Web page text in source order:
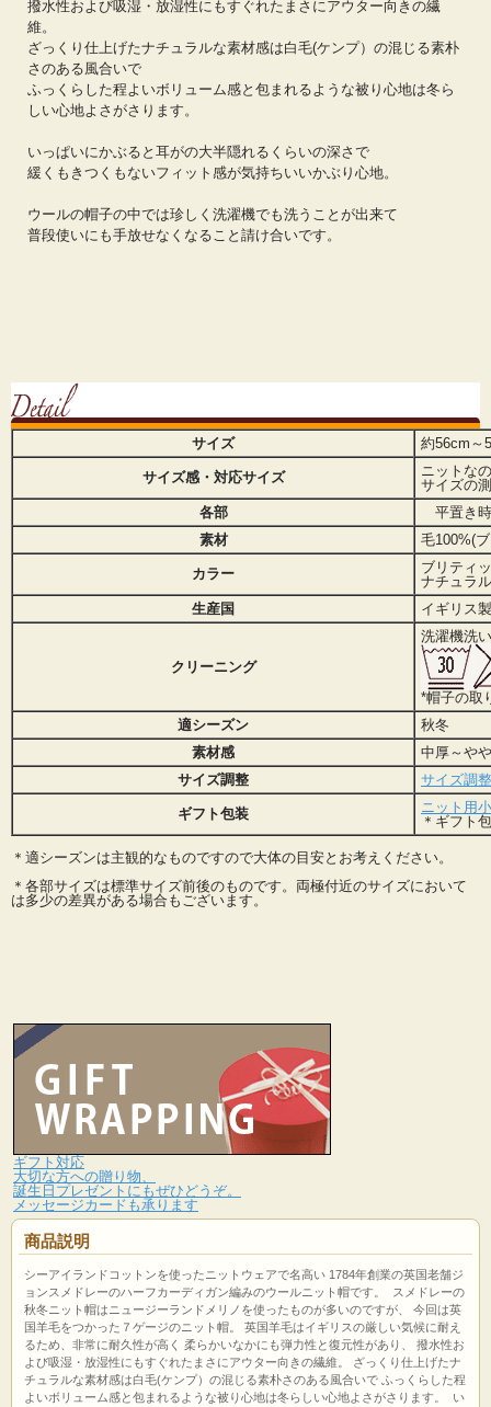
撥水性および吸湿・放湿性にもすぐれたまさにアウター向きの繊
維。
ざっくり仕上げたナチュラルな素材感は白毛(ケンプ）の混じる素朴
さのある風合いで
ふっくらした程よいボリューム感と包まれるような被り心地は冬ら
しい心地よさがさります。
いっぱいにかぶると耳がの大半隠れるくらいの深さで
緩くもきつくもないフィット感が気持ちいいかぶり心地。
ウールの帽子の中では珍しく洗濯機でも洗うことが出来て
普段使いにも手放せなくなること請け合いです。
サイズ 約56cm～
サイズ感・対応サイズ
ニットな
サイズの
各部
平置き時
素材
毛100%(
カラー
ブリティ
ナチュラル
生産国
イギリス製
クリーニング
洗濯機洗
*帽子の取
適シーズン
秋冬
素材感
中厚～や
サイズ調整
サイズ調
ギフト包装
ニット用
＊ギフト
＊適シーズンは主観的なものですので大体の目安とお考えください。
＊各部サイズは標準サイズ前後のものです。両極付近のサイズにおいて
は多少の差異がある場合もございます。
ギフト対応
大切な方への贈り物、
誕生日プレゼントにもぜひどうぞ。
メッセージカードも承ります
商品説明
シーアイランドコットンを使ったニットウェアで名高い 1784年創業の英国老舗ジ
ョンスメドレーのハーフカーディガン編みのウールニット帽です。 スメドレーの
秋冬ニット帽はニュージーランドメリノを使ったものが多いのですが、 今回は英
国羊毛をつかった７ゲージのニット帽。 英国羊毛はイギリスの厳しい気候に耐え
るため、非常に耐久性が高く 柔らかいなかにも弾力性と復元性があり、 撥水性お
よび吸湿・放湿性にもすぐれたまさにアウター向きの繊維。 ざっくり仕上げたナ
チュラルな素材感は白毛(ケンプ）の混じる素朴さのある風合いで ふっくらした程
よいボリューム感と包まれるような被り心地は冬らしい心地よさがさります。 い